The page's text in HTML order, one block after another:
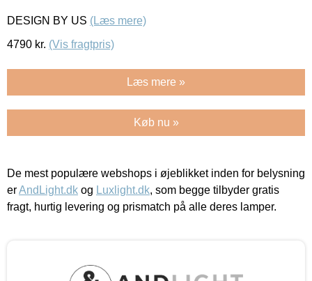
DESIGN BY US (Læs mere)
4790 kr. (Vis fragtpris)
Læs mere »
Køb nu »
De mest populære webshops i øjeblikket inden for belysning
erAndLight.dk og Luxlight.dk, som begge tilbyder gratis
fragt, hurtig levering og prismatch på alle deres lamper.